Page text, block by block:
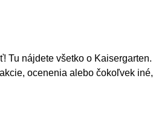
Tu nájdete všetko o Kaisergarten.
ocenenia alebo čokoľvek iné,